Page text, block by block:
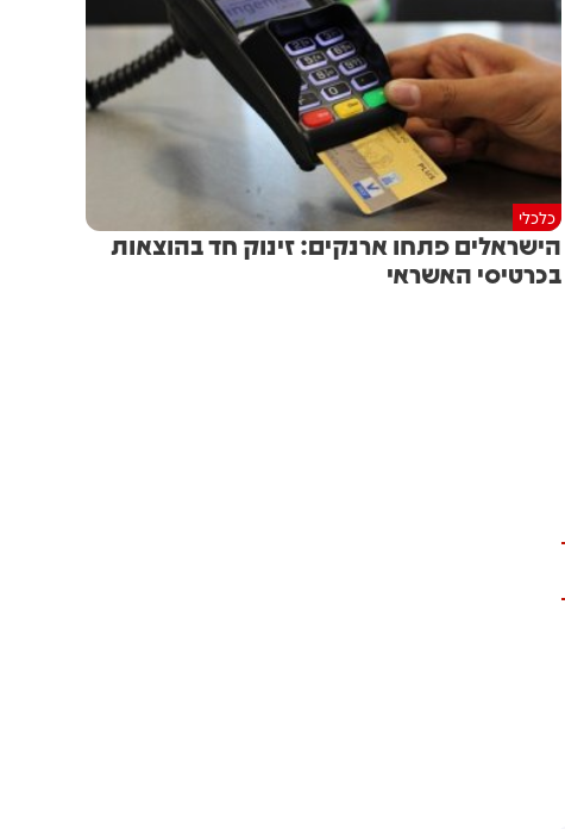
כלכלי
הישראלים פתחו ארנקים: זינוק חד בהוצאות
בכרטיסי האשראי